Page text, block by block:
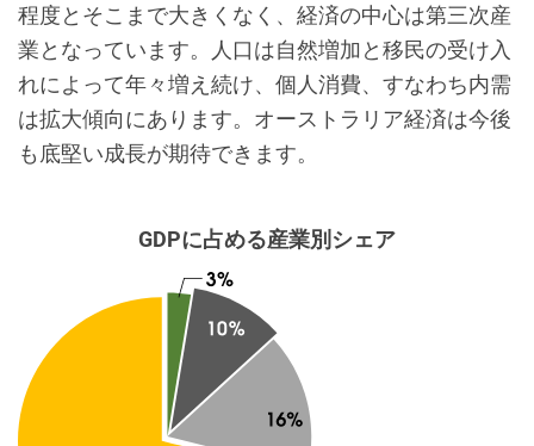
程度とそこまで大きくなく、経済の中心は第三次産
業となっています。人口は自然増加と移民の受け入
れによって年々増え続け、個人消費、すなわち内需
は拡大傾向にあります。オーストラリア経済は今後
も底堅い成長が期待できます。
GDPに占める産業別シェア